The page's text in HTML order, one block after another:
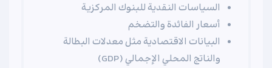
السياسات النقدية للبنوك المركزية
أسعار الفائدة والتضخم
البيانات الاقتصادية مثل معدلات البطالة
والناتج المحلي الإجمالي (GDP)